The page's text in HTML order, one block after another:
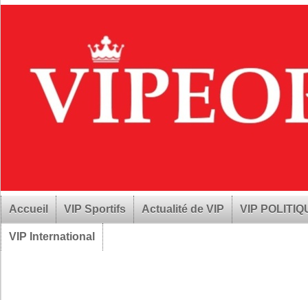
Accueil VIP Sportifs Actualité de VIP VIP
VIP International